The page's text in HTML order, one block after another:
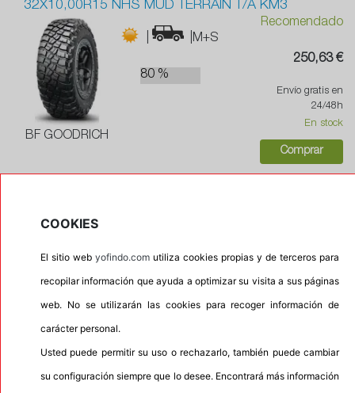
32X10,00R15 NHS MUD TERRAIN T/A KM3
BF GOODRICH
| |M+S
80 %
Recomendado
250,63 €
Envío gratis en
24/48h
En stock
Comprar
BF GOODRICH
80 %
283,91 €
24/48h
Comprar
COOKIES
El sitio web yofindo.com utiliza cookies propias y de terceros para
recopilar información que ayuda a optimizar su visita a sus páginas
web. No se utilizarán las cookies para recoger información de
carácter personal.
Usted puede permitir su uso o rechazarlo, también puede cambiar
su configuración siempre que lo desee. Encontrará más información